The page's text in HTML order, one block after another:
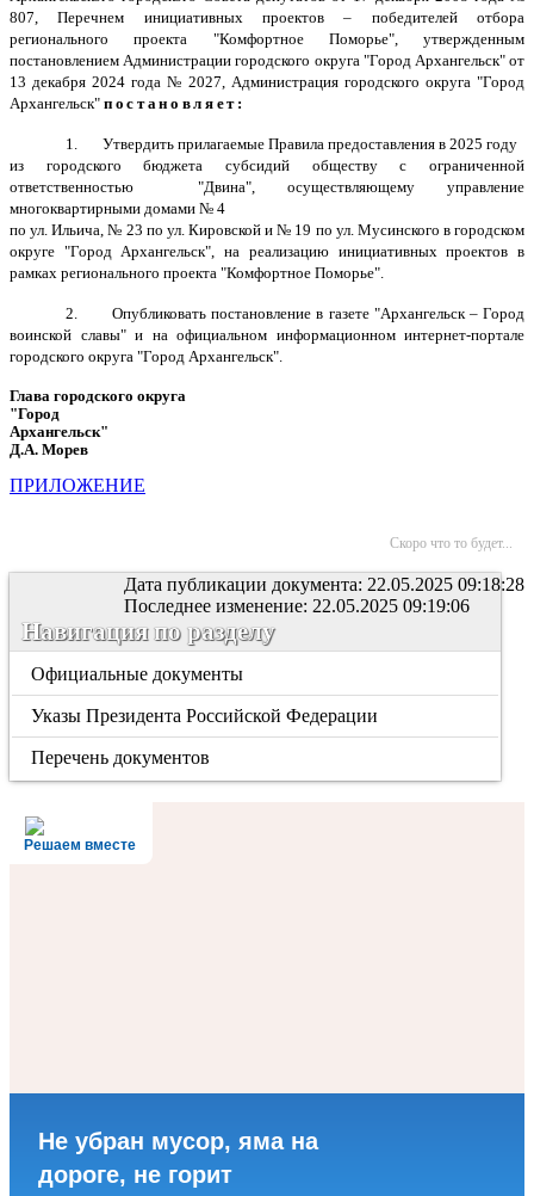
807, Перечнем инициативных проектов – победителей отбора
регионального проекта "Комфортное Поморье", утвержденным
постановлением Администрации городского округа "Город Архангельск" от
13 декабря 2024 года № 2027, Администрация городского округа "Город
Архангельск" постановляет:
1. Утвердить прилагаемые Правила предоставления в 2025 году
из городского бюджета субсидий обществу с ограниченной
ответственностью "Двина", осуществляющему управление
многоквартирными домами № 4
по ул. Ильича, № 23 по ул. Кировской и № 19 по ул. Мусинского в городском
округе "Город Архангельск", на реализацию инициативных проектов в
рамках регионального проекта "Комфортное Поморье".
2. Опубликовать постановление в газете "Архангельск – Город
воинской славы" и на официальном информационном интернет-портале
городского округа "Город Архангельск".
Глава городского округа
"Город
Архангельск"
Д.А. Морев
ПРИЛОЖЕНИЕ
Скоро что то будет...
Дата публикации документа: 22.05.2025 09:18:28
Последнее изменение: 22.05.2025 09:19:06
Навигация по разделу
Официальные документы
Указы Президента Российской Федерации
Перечень документов
Решаем вместе
Не убран мусор, яма на
дороге, не горит